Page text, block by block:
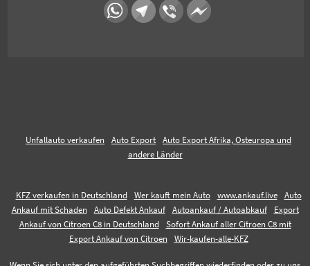
Unfallauto verkaufen Auto Export
Auto Export Afrika, Osteuropa und
andere Länder
KFZ verkaufen in Deutschland Wer kauft mein Auto www.ankauf.live
Auto
Ankauf mit Schaden
Auto Defekt Ankauf Autoankauf / Autoabkauf
Export
Ankauf von Citroen C8 in Deutschland
Sofort Ankauf aller Citroen C8 mit
Export Ankauf von Citroen
Wir-kaufen-alle-KFZ